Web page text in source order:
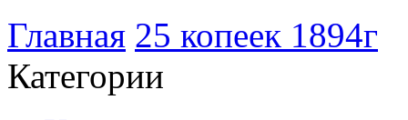
Главная 25 копеек 1894г
Категории